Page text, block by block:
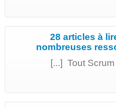
28 articles à
nombreuses
[...] Tout